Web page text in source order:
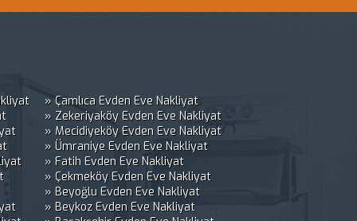
» Çamlıca Evden Eve Nakliyat
» Zekeriyaköy Evden Eve Nakliyat
» Mecidiyeköy Evden Eve Nakliyat
» Ümraniye Evden Eve Nakliyat
» Fatih Evden Eve Nakliyat
» Çekmeköy Evden Eve Nakliyat
» Beyoğlu Evden Eve Nakliyat
» Beykoz Evden Eve Nakliyat